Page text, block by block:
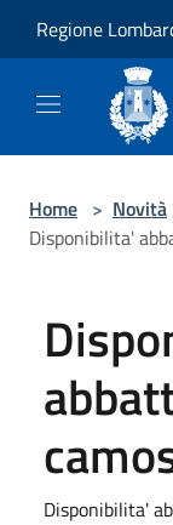
Regione
Home > Novità
Disponibilita'
Disponibilita'